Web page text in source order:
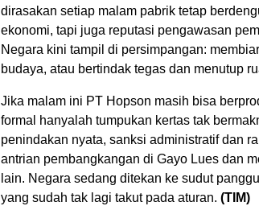
dirasakan setiap malam pabrik tetap
ekonomi, tapi juga reputasi pengawasan
Negara kini tampil di persimpangan:
budaya, atau bertindak tegas dan menutup
Jika malam ini PT Hopson masih bisa
formal hanyalah tumpukan kertas tak
penindakan nyata, sanksi administratif dan
antrian pembangkangan di Gayo Lues dan
lain. Negara sedang ditekan ke sudut
yang sudah tak lagi takut pada aturan. (TIM)